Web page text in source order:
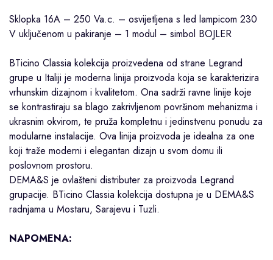
Sklopka 16A – 250 Va.c. – osvijetljena s led lampicom 230
V uključenom u pakiranje – 1 modul – simbol BOJLER
BTicino Classia kolekcija proizvedena od strane Legrand
grupe u Italiji je moderna linija proizvoda koja se karakterizira
vrhunskim dizajnom i kvalitetom. Ona sadrži ravne linije koje
se kontrastiraju sa blago zakrivljenom površinom mehanizma i
ukrasnim okvirom, te pruža kompletnu i jedinstvenu ponudu za
modularne instalacije. Ova linija proizvoda je idealna za one
koji traže moderni i elegantan dizajn u svom domu ili
poslovnom prostoru.
DEMA&S je ovlašteni distributer za proizvoda Legrand
grupacije. BTicino Classia kolekcija dostupna je u DEMA&S
radnjama u Mostaru, Sarajevu i Tuzli.
NAPOMENA: